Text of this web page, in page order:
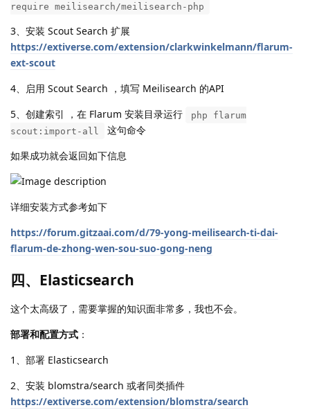
require meilisearch/meilisearch-php
3、安装 Scout Search 扩展
https://extiverse.com/extension/clarkwinkelmann/flarum-
ext-scout
4、启用 Scout Search ，填写 Meilisearch 的API
5、创建索引 ，在 Flarum 安装目录运行
php flarum
scout:import-all
这句命令
如果成功就会返回如下信息
详细安装方式参考如下
https://forum.gitzaai.com/d/79-yong-meilisearch-ti-dai-
flarum-de-zhong-wen-sou-suo-gong-neng
四、Elasticsearch
这个太高级了，需要掌握的知识面非常多，我也不会。
部署和配置方式 ：
1、部署 Elasticsearch
2、安装 blomstra/search 或者同类插件
https://extiverse.com/extension/blomstra/search